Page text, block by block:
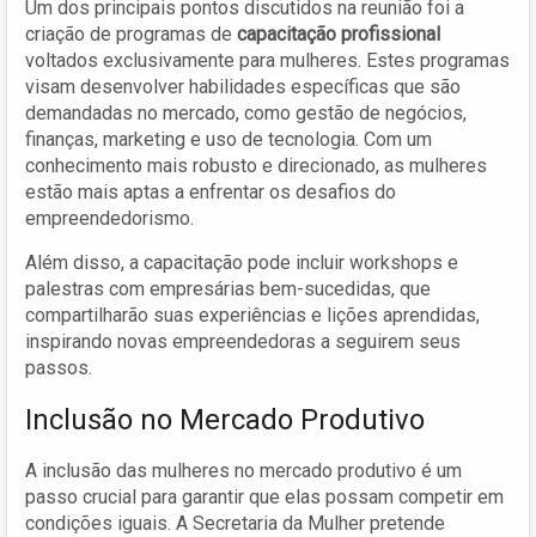
Um dos principais pontos discutidos na reunião foi a
criação de programas de capacitação profissional
voltados exclusivamente para mulheres. Estes programas
visam desenvolver habilidades específicas que são
demandadas no mercado, como gestão de negócios,
finanças, marketing e uso de tecnologia. Com um
conhecimento mais robusto e direcionado, as mulheres
estão mais aptas a enfrentar os desafios do
empreendedorismo.
Além disso, a capacitação pode incluir workshops e
palestras com empresárias bem-sucedidas, que
compartilharão suas experiências e lições aprendidas,
inspirando novas empreendedoras a seguirem seus
passos.
Inclusão no Mercado Produtivo
A inclusão das mulheres no mercado produtivo é um
passo crucial para garantir que elas possam competir em
condições iguais. A Secretaria da Mulher pretende